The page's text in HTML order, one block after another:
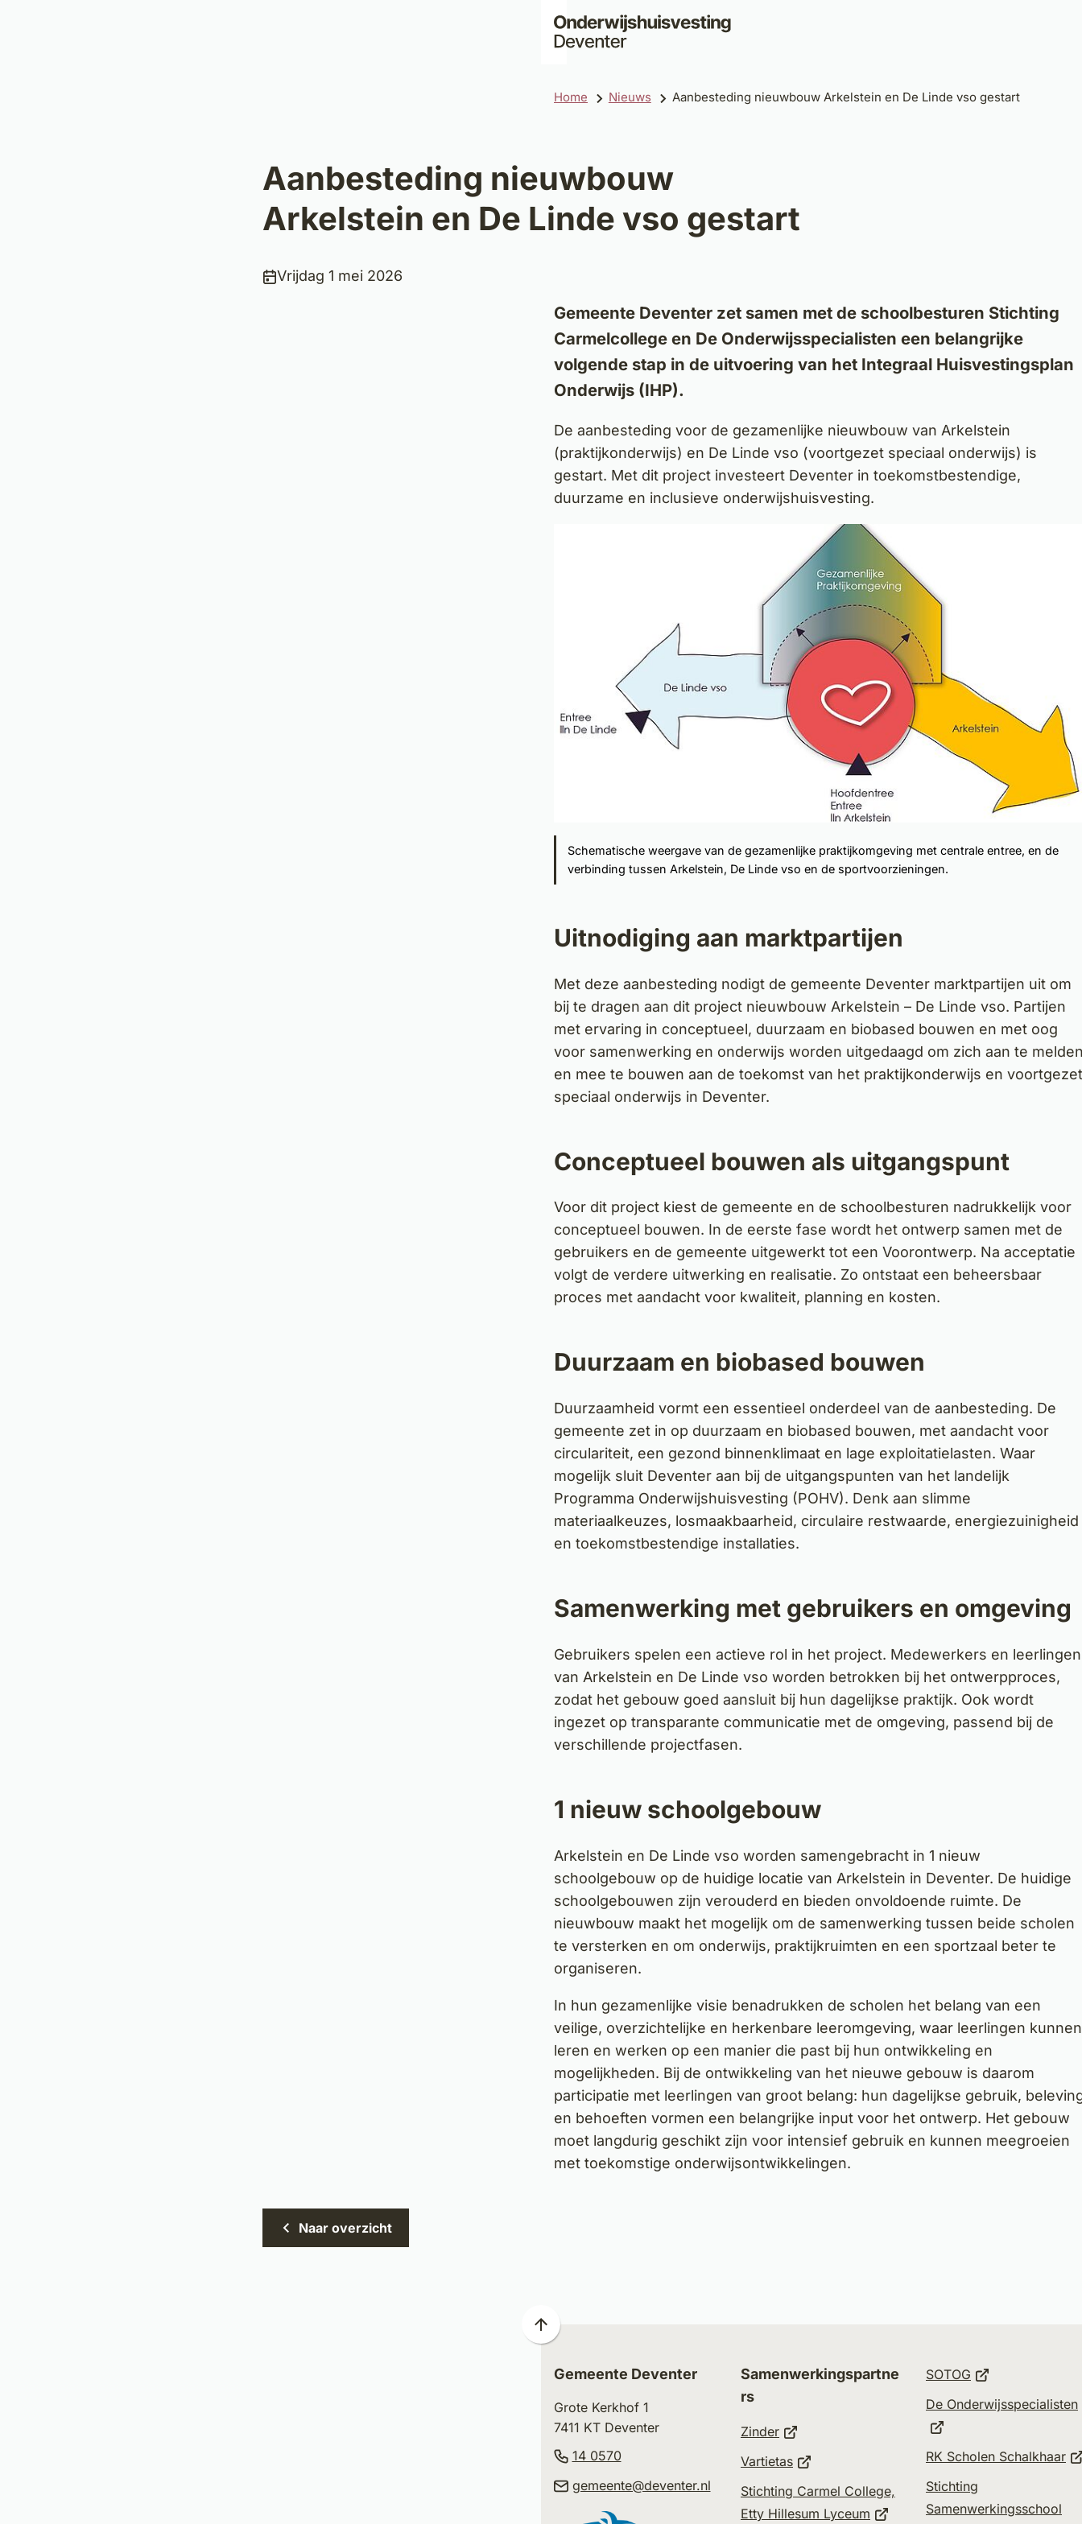
Home Nieuws Aanbesteding nieuwbouw Arkelstein en De Linde vso gestart
Aanbesteding nieuwbouw
Arkelstein en De Linde vso gestart
Publicatiedatum:
Vrijdag 1 mei 2026
Gemeente Deventer zet samen met de schoolbesturen Stichting
Carmelcollege en De Onderwijsspecialisten een belangrijke
volgende stap in de uitvoering van het Integraal Huisvestingsplan
Onderwijs (IHP).
De aanbesteding voor de gezamenlijke nieuwbouw van Arkelstein
(praktijkonderwijs) en De Linde vso (voortgezet speciaal onderwijs) is
gestart. Met dit project investeert Deventer in toekomstbestendige,
duurzame en inclusieve onderwijshuisvesting.
Schematische weergave van de gezamenlijke praktijkomgeving met centrale entree, en de
verbinding tussen Arkelstein, De Linde vso en de sportvoorzieningen.
Uitnodiging aan marktpartijen
Met deze aanbesteding nodigt de gemeente Deventer marktpartijen uit om
bij te dragen aan dit project nieuwbouw Arkelstein – De Linde vso. Partijen
met ervaring in conceptueel, duurzaam en biobased bouwen en met oog
voor samenwerking en onderwijs worden uitgedaagd om zich aan te
en mee te bouwen aan de toekomst van het praktijkonderwijs en voortgezet
speciaal onderwijs in Deventer.
Conceptueel bouwen als uitgangspunt
Voor dit project kiest de gemeente en de schoolbesturen nadrukkelijk voor
conceptueel bouwen. In de eerste fase wordt het ontwerp samen met de
gebruikers en de gemeente uitgewerkt tot een Voorontwerp. Na acceptatie
volgt de verdere uitwerking en realisatie. Zo ontstaat een beheersbaar
proces met aandacht voor kwaliteit, planning en kosten.
Duurzaam en biobased bouwen
Duurzaamheid vormt een essentieel onderdeel van de aanbesteding. De
gemeente zet in op duurzaam en biobased bouwen, met aandacht voor
circulariteit, een gezond binnenklimaat en lage exploitatielasten. Waar
mogelijk sluit Deventer aan bij de uitgangspunten van het landelijk
Programma Onderwijshuisvesting (POHV). Denk aan slimme
materiaalkeuzes, losmaakbaarheid, circulaire restwaarde, energiezuinigheid
en toekomstbestendige installaties.
Samenwerking met gebruikers en omgeving
Gebruikers spelen een actieve rol in het project. Medewerkers en leerlingen
van Arkelstein en De Linde vso worden betrokken bij het ontwerpproces,
zodat het gebouw goed aansluit bij hun dagelijkse praktijk. Ook wordt
ingezet op transparante communicatie met de omgeving, passend bij de
verschillende projectfasen.
1 nieuw schoolgebouw
Arkelstein en De Linde vso worden samengebracht in 1 nieuw
schoolgebouw op de huidige locatie van Arkelstein in Deventer. De huidige
schoolgebouwen zijn verouderd en bieden onvoldoende ruimte. De
nieuwbouw maakt het mogelijk om de samenwerking tussen beide scholen
te versterken en om onderwijs, praktijkruimten en een sportzaal beter te
organiseren.
In hun gezamenlijke visie benadrukken de scholen het belang van een
veilige, overzichtelijke en herkenbare leeromgeving, waar leerlingen kunnen
leren en werken op een manier die past bij hun ontwikkeling en
mogelijkheden. Bij de ontwikkeling van het nieuwe gebouw is daarom
participatie met leerlingen van groot belang: hun dagelijkse gebruik,
en behoeften vormen een belangrijke input voor het ontwerp. Het gebouw
moet langdurig geschikt zijn voor intensief gebruik en kunnen meegroeien
met toekomstige onderwijsontwikkelingen.
Naar overzicht
Scroll
boven
het
begin
van
paginainhoud
Gemeente Deventer
Grote Kerkhof 1
7411 KT Deventer
14 0570(Verwijst
naar
gemeente@deventer.nl(Verwijst
Samenwerkingspartne
rs
Zinder(Verwijst
naar
externe
website)
Vartietas(Verwijst
naar
Stichting Carmel College,
Etty Hillesum Lyceum (Verwijst
SOTOG (Verwijst
naar
website)
De Onderwijsspecialisten
RK Scholen Schalkhaar
Stichting
Samenwerkingsschool